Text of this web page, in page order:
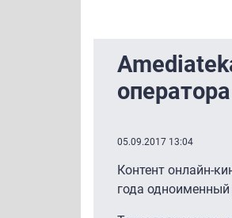
05.09.2017 13:04
Контент онлайн-
года